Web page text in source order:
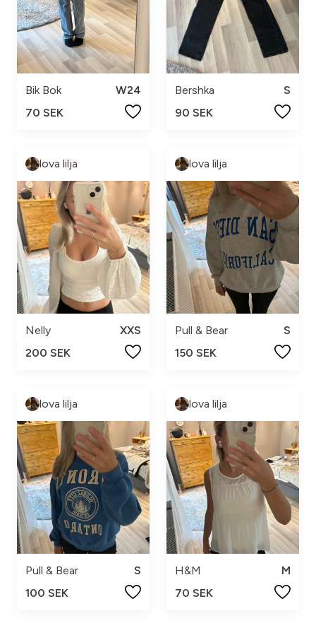
Bik Bok
W24
70 SEK
Bershka
S
90 SEK
lova lilja
Nelly
XXS
200 SEK
lova lilja
Pull & Bear
S
150 SEK
lova lilja
Pull & Bear
S
100 SEK
lova lilja
H&M
M
70 SEK